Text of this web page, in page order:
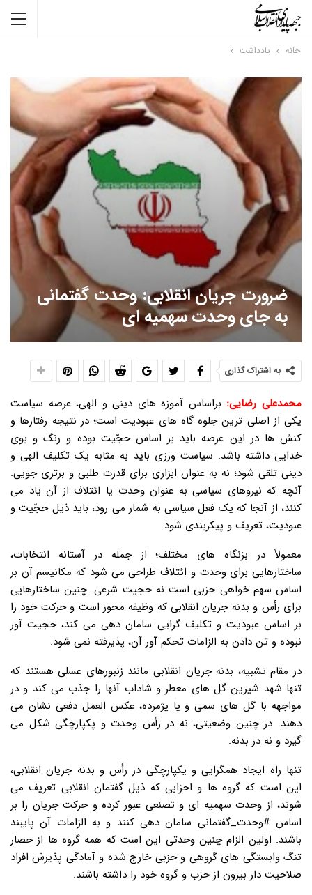
خانه یادداشت
ضرورت جریان انقلابی: وحدت گفتمانی
به جای وحدت سهمیه ای
به اشتراک گذاری
محمدعلی رضایی: براساس آموزه های دینی و الهی، عرصه سیاست
یکی از اصلی ترین جلوه گاه های عبودیت است؛ در نتیجه رفتارها و
کنش ها در این عرصه باید بر اساس حجّیت بوده و رنگ و بوی
خدایی داشته باشد. سیاست ورزی باید به مثابه یک تکلیف الهی و
دینی تلقی شود؛ نه به عنوان ابزاری برای قدرت طلبی و برتری جویی.
آنچه که نیروهای سیاسی به عنوان وحدت یا ائتلاف از آن یاد می
کنند، از آنجا که یک فعل سیاسی به شمار می رود، باید ذیل حجّیت و
عبودیت، تعریف و پیکربندی شود.
معمولاً در بزنگاه های مختلف؛ از جمله در آستانه انتخابات،
ساختارهایی برای وحدت و ائتلاف طراحی می شود که مکانیسم آن بر
اساس سهم خواهی حزبی است نه حجیت شرعی. چنین ساختارهایی
برای رأس و بدنه جریان انقلابی که وظیفه محور است و حرکت خود را
بر اساس عبودیت و تکلیف گرایی سامان دهی می کند، حجیت آور
نبوده و تن دادن به الزامات تحکم آور آن، پذیرفته نمی شود.
در مقام تشبیه، بدنه جریان انقلابی مانند زنبورهای عسلی هستند که
تنها شهد شیرین گل های معطر و شاداب آنها را جذب می کند و در
مواجهه با گل های سمی و یا پژمرده، عکس العمل دفعی نشان می
دهند. در چنین وضعیتی، نه در رأس وحدت و پکپارچگی شکل می
گیرد و نه در بدنه.
تنها راه ایجاد همگرایی و یکپارچگی در رأس و بدنه جریان انقلابی،
این است که گروه ها و احزابی که ذیل گفتمان انقلابی تعریف می
شوند، از وحدت سهمیه ای و تصنعی عبور کرده و حرکت جریان را بر
اساس #وحدت_گفتمانی سامان دهی کنند و به الزامات آن پایبند
باشند. اولین الزام چنین وحدتی این است که همه گروه ها از حصار
تنگ وابستگی های گروهی و حزبی خارج شده و آمادگی پذیرش افراد
صلاحیت دار بیرون از حزب و گروه خود را داشته باشند.